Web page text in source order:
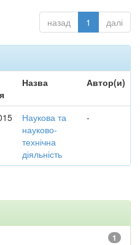
назад 1 далі
Назва Автор(и)
Наукова та
науково-
технічна
діяльність
-
1